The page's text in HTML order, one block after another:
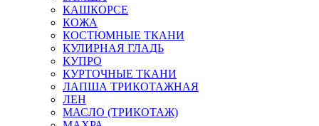
КАШКОРСЕ
КОЖА
КОСТЮМНЫЕ ТКАНИ
КУЛИРНАЯ ГЛАДЬ
КУПРО
КУРТОЧНЫЕ ТКАНИ
ЛАПША ТРИКОТАЖНАЯ
ЛЕН
МАСЛО (ТРИКОТАЖ)